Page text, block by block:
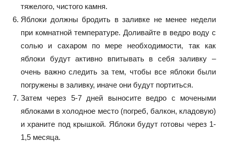
тяжелого, чистого камня.
Яблоки должны бродить в заливке не менее недели
при комнатной температуре. Доливайте в ведро воду с
солью и сахаром по мере необходимости, так как
яблоки будут активно впитывать в себя заливку –
очень важно следить за тем, чтобы все яблоки были
погружены в заливку, иначе они будут портиться.
Затем через 5-7 дней выносите ведро с мочеными
яблоками в холодное место (погреб, балкон, кладовую)
и храните под крышкой. Яблоки будут готовы через 1-
1,5 месяца.